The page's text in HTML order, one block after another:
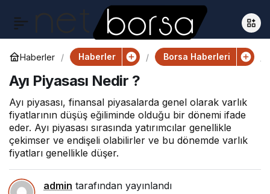
Haberler Haberler Borsa Haberleri
Ayı Piyasası Nedir ?
Ayı piyasası, finansal piyasalarda genel olarak varlık
fiyatlarının düşüş eğiliminde olduğu bir dönemi ifade
eder. Ayı piyasası sırasında yatırımcılar genellikle
çekimser ve endişeli olabilirler ve bu dönemde varlık
fiyatları genellikle düşer.
admin tarafından yayınlandı